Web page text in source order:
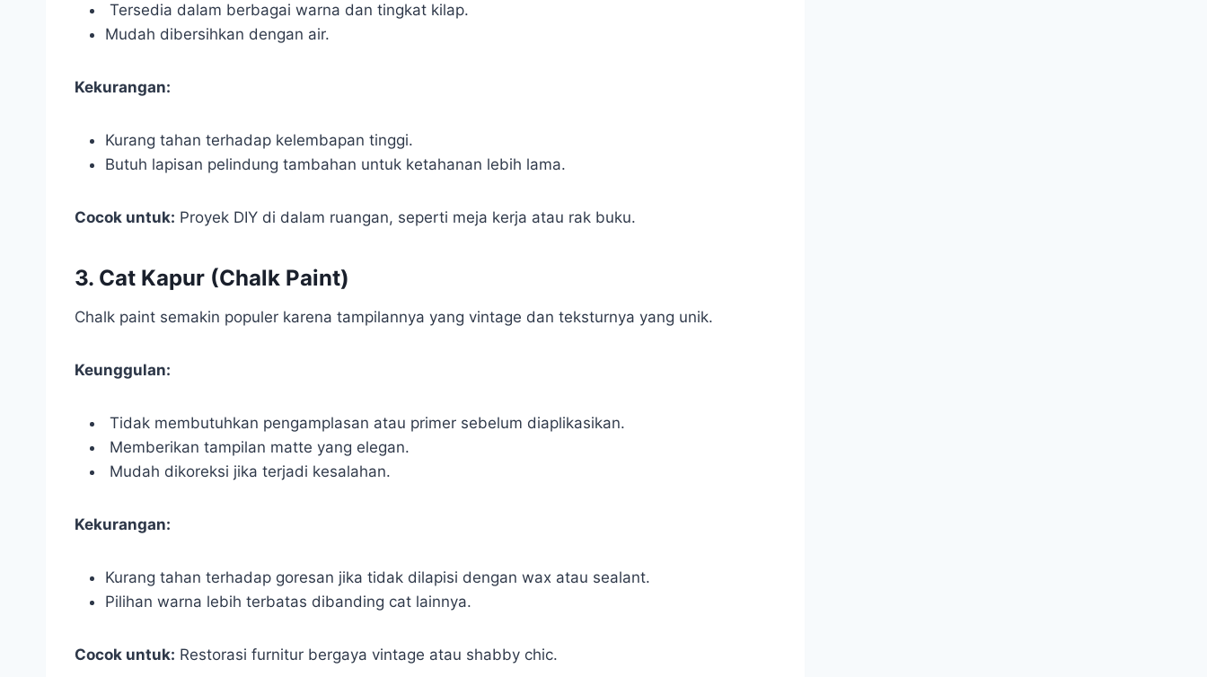
Tersedia dalam berbagai warna dan tingkat kilap.
Mudah dibersihkan dengan air.
Kekurangan:
Kurang tahan terhadap kelembapan tinggi.
Butuh lapisan pelindung tambahan untuk ketahanan lebih lama.
Cocok untuk: Proyek DIY di dalam ruangan, seperti meja kerja atau rak buku.
3. Cat Kapur (Chalk Paint)
Chalk paint semakin populer karena tampilannya yang vintage dan teksturnya yang unik.
Keunggulan:
Tidak membutuhkan pengamplasan atau primer sebelum diaplikasikan.
Memberikan tampilan matte yang elegan.
Mudah dikoreksi jika terjadi kesalahan.
Kekurangan:
Kurang tahan terhadap goresan jika tidak dilapisi dengan wax atau sealant.
Pilihan warna lebih terbatas dibanding cat lainnya.
Cocok untuk: Restorasi furnitur bergaya vintage atau shabby chic.